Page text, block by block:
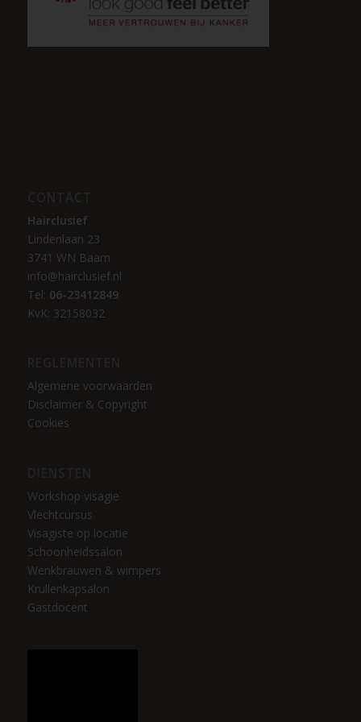
Hairclusief
Lindenlaan 23
3741 WN Baarn
info@hairclusief.nl
Tel: 06-23412849
KvK: 32158032
Algemene voorwaarden
Disclaimer & Copyright
Cookies
Workshop visagie
Vlechtcursus
Visagiste op locatie
Schoonheidssalon
Wenkbrauwen & wimpers
Krullenkapsalon
Gastdocent